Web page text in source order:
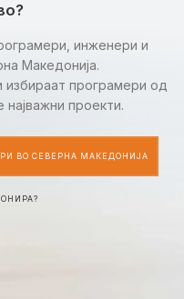
инженери и
Македонија.
избираат програмери од
најважни проекти.
ВО СЕВЕРНА МАКЕДОНИЈА